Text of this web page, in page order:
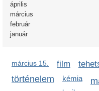
április
március
február
január
március 15. film
történelem kémia